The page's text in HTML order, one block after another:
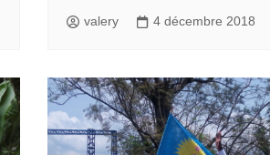
valery 4 décembre 2018